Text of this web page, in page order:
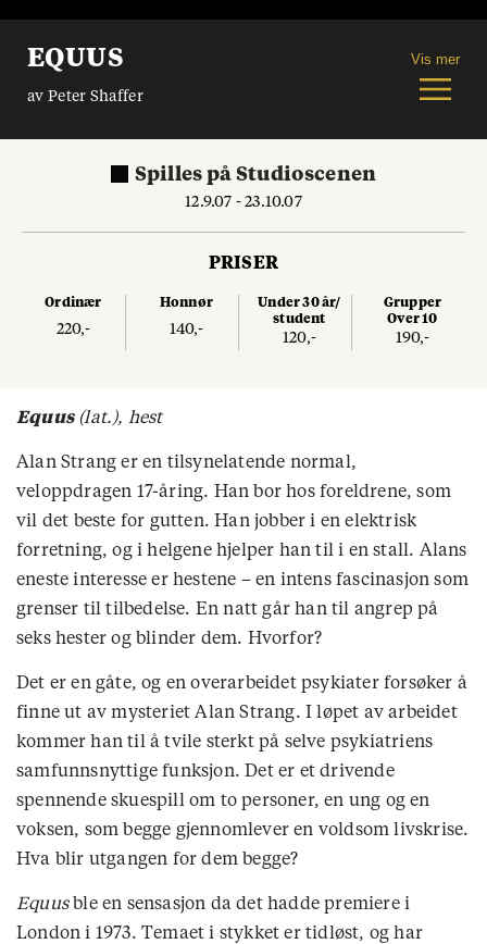
EQUUS
av Peter Shaffer
Vis mer
Spilles på Studioscenen
12.9.07 - 23.10.07
PRISER
Ordinær
220,-
Honnør
140,-
Under 30 år/
student
120,-
Grupper
Over 10
190,-
Equus(lat.), hest
Alan Strang er en tilsynelatende normal,
veloppdragen 17-åring. Han bor hos foreldrene, som
vil det beste for gutten. Han jobber i en elektrisk
forretning, og i helgene hjelper han til i en stall. Alans
eneste interesse er hestene – en intens fascinasjon som
grenser til tilbedelse. En natt går han til angrep på
seks hester og blinder dem. Hvorfor?
Det er en gåte, og en overarbeidet psykiater forsøker å
finne ut av mysteriet Alan Strang. I løpet av arbeidet
kommer han til å tvile sterkt på selve psykiatriens
samfunnsnyttige funksjon. Det er et drivende
spennende skuespill om to personer, en ung og en
voksen, som begge gjennomlever en voldsom livskrise.
Hva blir utgangen for dem begge?
Equusble en sensasjon da det hadde premiere i
London i 1973. Temaet i stykket er tidløst, og har